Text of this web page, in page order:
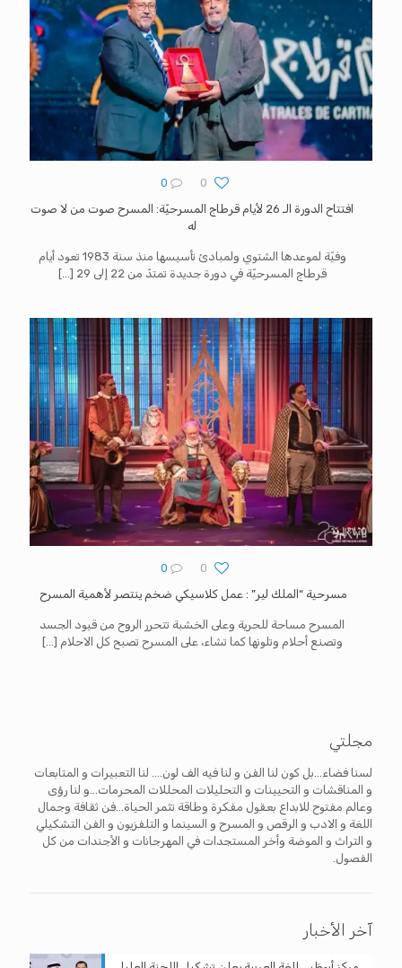
0
0
افتتاح الدورة الـ 26 لأيام قرطاج المسرحيّة: المسرح صوت من لا صوت
له
وفيّة لموعدها الشتوي ولمبادئ تأسيسها منذ سنة 1983 تعود أيام
قرطاج المسرحيّة في دورة جديدة تمتدّ من 22 إلى 29
[…]
0
0
مسرحية “الملك لير” : عمل كلاسيكي ضخم ينتصر لأهمية المسرح
المسرح مساحة للحرية وعلى الخشبة تتحرر الروح من قيود الجسد
وتصنع أحلام وتلونها كما تشاء، على المسرح تصبح كل الاحلام […]
مجلتي
لسنا فضاء...بل كون لنا الفن و لنا فيه الف لون.... لنا التعبيرات و المتابعات
و المناقشات و التحيينات و التحليلات المحللات المحرمات...و لنا رؤى
وعالم مفتوح للابداع بعقول مفكرة وطاقة تثمر الحياة...فن ثقافة وجمال
اللغة و الادب و الرقص و المسرح و السينما و التلفزيون و الفن التشكيلي
و التراث و الموضة وأخر المستجدات في المهرجانات و الأجندات من كل
الفصول.
آخر الأخبار